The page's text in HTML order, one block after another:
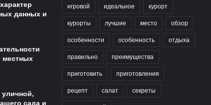
данных и
местных
сада и
игровой идеальное курорт
курорты лучшие место обзор
особенности особенность отдыха
правильно преимущества
приготовить приготовления
рецепт салат секреты